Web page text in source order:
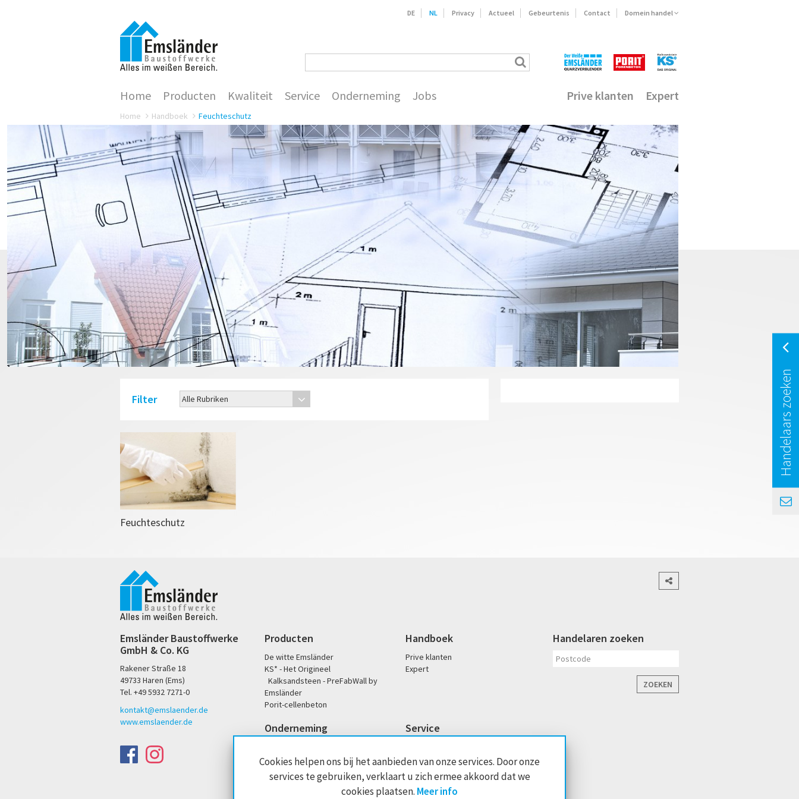
Cookies helpen ons bij het aanbieden van onze services. Door onze
services te gebruiken, verklaart u zich ermee akkoord dat we
cookies plaatsen. Meer info
DE NL Privacy Actueel Gebeurtenis Contact Domein handel
Home Producten Kwaliteit Service Onderneming Jobs
Home Handboek Feuchteschutz
Prive klanten Expert
Filter
Feuchteschutz
Emsländer Baustoffwerke
GmbH & Co. KG
Rakener Straße 18
49733 Haren (Ems)
Tel. +49 5932 7271-0
kontakt@emslaender.de
www.emslaender.de
Handelaren zoeken
ZOEKEN
Producten
De witte Emsländer
KS* - Het Origineel
Kalksandsteen - PreFabWall by
Emsländer
Porit-cellenbeton
Handboek
Prive klanten
Expert
Onderneming
Sociale betrokkenheid
Historie
Service
Kantoor- en servicetijden
Handelaren zoeken
Dop / prestatieverklaringen
Handelaars zoeken